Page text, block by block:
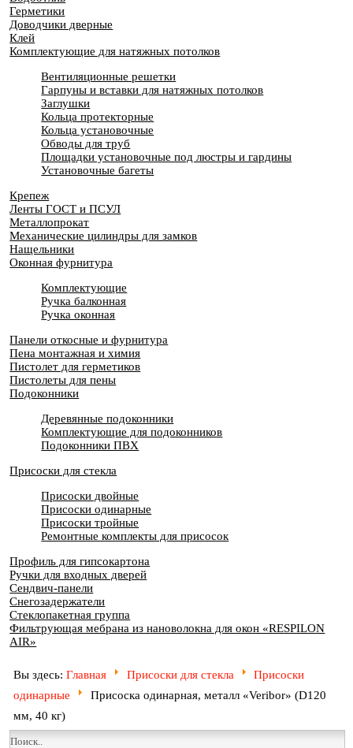
Герметики
Доводчики дверные
Клей
Комплектующие для натяжных потолков
Вентиляционные решетки
Гарпуны и вставки для натяжных потолков
Заглушки
Кольца протекторные
Кольца установочные
Обводы для труб
Площадки установочные под люстры и гардины
Установочные багеты
Крепеж
Ленты ГОСТ и ПСУЛ
Металлопрокат
Механические цилиндры для замков
Нащельники
Оконная фурнитура
Комплектующие
Ручка балконная
Ручка оконная
Панели откосные и фурнитура
Пена монтажная и химия
Пистолет для герметиков
Пистолеты для пены
Подоконники
Деревянные подоконники
Комплектующие для подоконников
Подоконники ПВХ
Присоски для стекла
Присоски двойные
Присоски одинарные
Присоски тройные
Ремонтные комплекты для присосок
Профиль для гипсокартона
Ручки для входных дверей
Сендвич-панели
Снегозадержатели
Стеклопакетная группа
Фильтрующая мебрана из нановолокна для окон «RESPILON
AIR»
Вы здесь:Главная Присоски для стекла
Присоски
одинарные
Присоска одинарная, металл «Veribor» (D120
мм, 40 кг)